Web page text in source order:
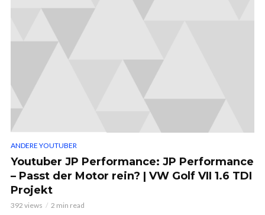
ANDERE YOUTUBER
Youtuber JP Performance: JP Performance
– Passt der Motor rein? | VW Golf VII 1.6 TDI
Projekt
392 views 2 min read